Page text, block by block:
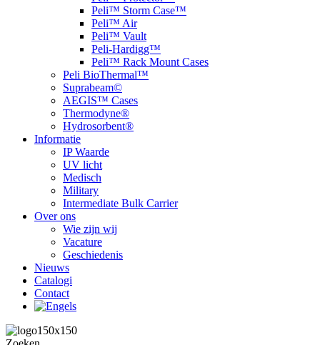
Peli™ Storm Case™
Peli™ Air
Peli™ Vault
Peli-Hardigg™
Peli™ Rack Mount Cases
Peli BioThermal™
Suprabeam©
AEGIS™ Cases
Thermodyne®
Hydrosorbent®
Informatie
IP Waarde
UV licht
Medisch
Military
Intermediate Bulk Carrier
Over ons
Wie zijn wij
Vacature
Geschiedenis
Nieuws
Catalogi
Contact